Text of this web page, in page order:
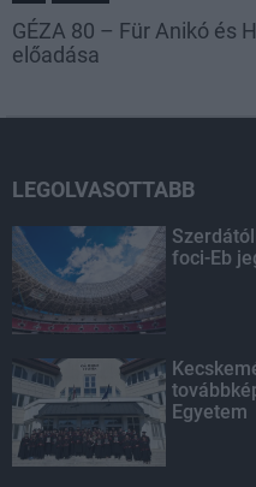
GÉZA 80 – Für Anikó és
előadása
LEGOLVASOTTABB
foci-Eb
Egyetem